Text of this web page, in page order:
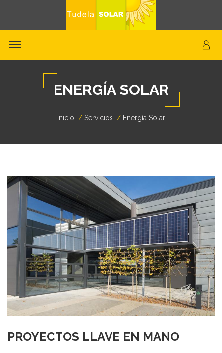
ENERGÍA SOLAR
Inicio Servicios Energía Solar
PROYECTOS LLAVE EN MANO